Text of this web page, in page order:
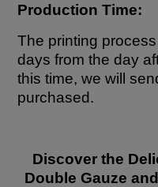
Production Time:
The printing
days from the day
this time, we will
purchased.
Discover the
Double Gauze